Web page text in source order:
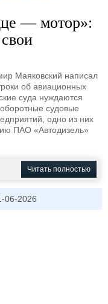
— мотор»:
Маяковский написал
об авиационных
суда нуждаются
судовые
одно из них
ПАО «Автодизель»
Читать полностью
06-2026